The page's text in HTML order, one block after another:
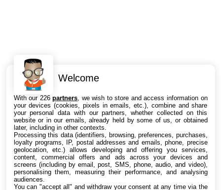
Intéressant ? Partagez !
Welcome
With our 226partners , we wish to store and access information on
your devices (cookies, pixels in emails, etc.), combine and share
your personal data with our partners, whether collected on this
website or in our emails, already held by some of us, or obtained
later, including in other contexts.
Processing this data (identifiers, browsing, preferences, purchases,
loyalty programs, IP, postal addresses and emails, phone, precise
geolocation, etc.) allows developing and offering you services,
content, commercial offers and ads across your devices and
screens (including by email, post, SMS, phone, audio, and video),
personalising them, measuring their performance, and analysing
audiences.
You can "accept all" and withdraw your consent at any time via the